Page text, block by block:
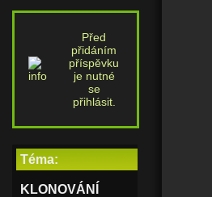
Před
přidáním
příspěvku
je nutné
se
přihlásit.
Téma:
KLONOVÁNÍ